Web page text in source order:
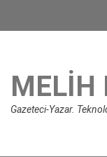
MELIH
Gazeteci-Yazar.